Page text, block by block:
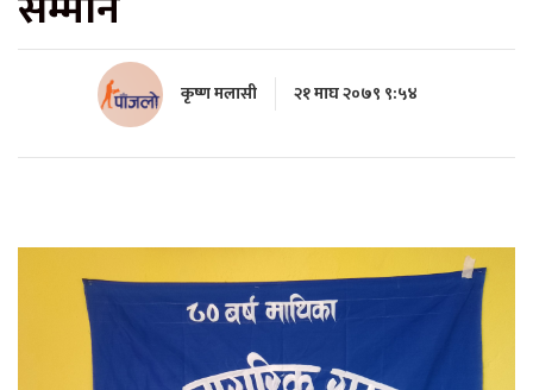
कृष्ण मलासी २१ माघ २०७९ ९:५४